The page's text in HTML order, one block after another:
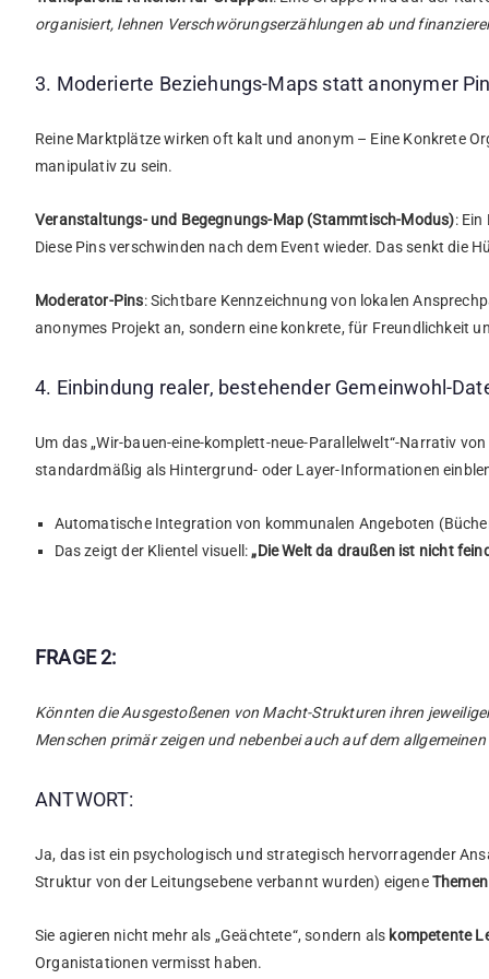
organisiert, lehnen Verschwörungserzählungen ab und
3. Moderierte Beziehungs-Maps statt anonymer
Reine Marktplätze wirken oft kalt und anonym – Eine Konkrete
manipulativ zu sein.
Veranstaltungs- und Begegnungs-Map (Stammtisch-Modus):
Diese Pins verschwinden nach dem Event wieder. Das senkt die
Moderator-Pins: Sichtbare Kennzeichnung von lokalen
anonymes Projekt an, sondern eine konkrete, für Freundlichkeit
4. Einbindung realer, bestehender Gemeinwohl-
Um das „Wir-bauen-eine-komplett-neue-Parallelwelt“-Narrativ
standardmäßig als Hintergrund- oder Layer-Informationen
Automatische Integration von kommunalen Angeboten
Das zeigt der Klientel visuell: „Die Welt da draußen ist nicht
FRAGE 2:
Könnten die Ausgestoßenen von Macht-Strukturen ihren
Menschen primär zeigen und nebenbei auch auf dem
ANTWORT:
Ja, das ist ein psychologisch und strategisch hervorragender
Struktur von der Leitungsebene verbannt wurden) eigene
Sie agieren nicht mehr als „Geächtete“, sondern als kompetente
Organistationen vermisst haben.